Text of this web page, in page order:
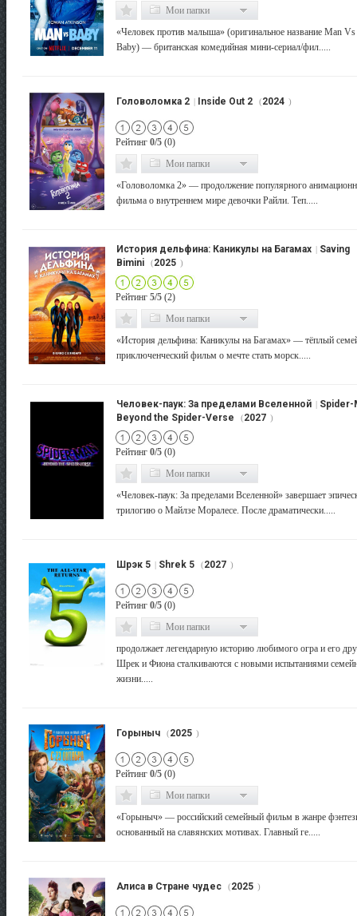
Мои папки
«Человек против малыша» (оригинальное название Man Vs
Baby) — британская комедийная мини-сериал/фил.....
Головоломка 2 | Inside Out 2 (2024 )
Рейтинг 0/5 (0)
Мои папки
«Головоломка 2» — продолжение популярного
фильма о внутреннем мире девочки Райли. Теп.....
История дельфина: Каникулы на Багамах | Saving
Bimini
(2025 )
Рейтинг 5/5 (2)
Мои папки
«История дельфина: Каникулы на Багамах» — тёплый
приключенческий фильм о мечте стать морск.....
Человек-паук: За пределами Вселенной | Spider-
Beyond the Spider-Verse
(2027 )
Рейтинг 0/5 (0)
Мои папки
«Человек-паук: За пределами Вселенной» завершает
трилогию о Майлзе Моралесе. После драматически.....
Шрэк 5 | Shrek 5 (2027 )
Рейтинг 0/5 (0)
Мои папки
продолжает легендарную историю любимого огра и его
Шрек и Фиона сталкиваются с новыми испытаниями
жизни.....
Горыныч (2025 )
Рейтинг 0/5 (0)
Мои папки
«Горыныч» — российский семейный фильм в жанре
основанный на славянских мотивах. Главный ге.....
Алиса в Стране чудес (2025 )